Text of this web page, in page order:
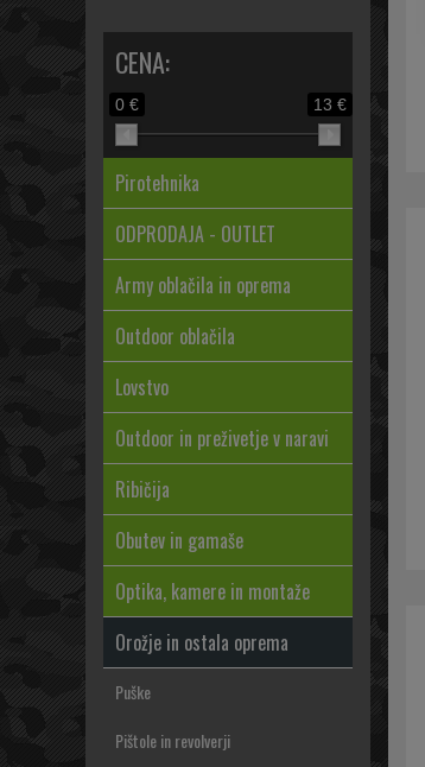
CENA:
0 € 13 €
Pirotehnika
ODPRODAJA - OUTLET
Army oblačila in oprema
Outdoor oblačila
Lovstvo
Outdoor in preživetje v naravi
Ribičija
Obutev in gamaše
Optika, kamere in montaže
Orožje in ostala oprema
Puške
Pištole in revolverji